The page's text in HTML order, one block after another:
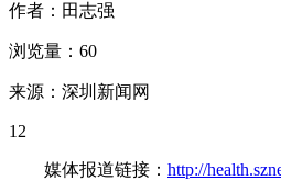
作者：田志强
浏览量：60
来源：深圳新闻网
12
媒体报道链接： http://